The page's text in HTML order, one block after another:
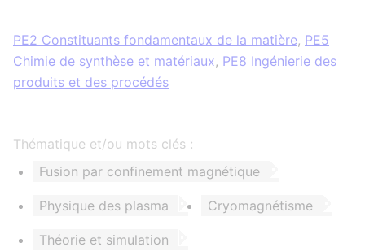
PE2 Constituants fondamentaux de la matière, PE5
Chimie de synthèse et matériaux, PE8 Ingénierie des
produits et des procédés
Thématique et/ou mots clés :
Fusion par confinement magnétique
Physique des plasma Cryomagnétisme
Théorie et simulation